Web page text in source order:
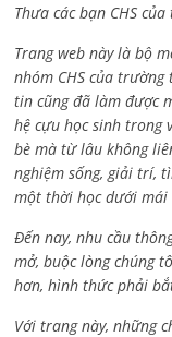
Thưa các bạn CHS
Trang web này là bộ
nhóm CHS của
tin cũng đã làm được
hệ cựu học sinh trong
bè mà từ lâu không
nghiệm sống, giải trí,
một thời học dưới mái
Đến nay, nhu cầu
mở, buộc lòng chúng
hơn, hình thức phải
Với trang này, những